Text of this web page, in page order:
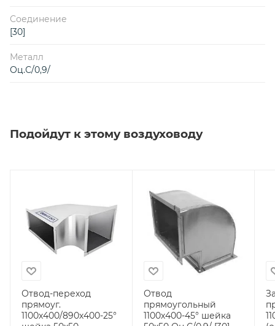
Соединение
[30]
Металл
Оц.С/0,9/
Подойдут к этому воздуховоду
Отвод-переход
прямоуг.
1100х400/890х400-25°
Отвод
прямоугольный
1100х400-45° шейка